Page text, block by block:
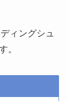
ィングシュ
。